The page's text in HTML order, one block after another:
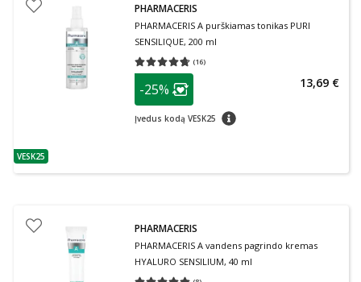
patarimas
VESK25
PHARMACERIS
PHARMACERIS A purškiamas tonikas PURI
SENSILIQUE, 200 ml
(16)
Vidutinis įvertinimas 4.69
patarimas
Lojalumo klubo narių nuolaida
-25%
Įvedus kodą VESK25 patarimas
13,69 €
PHARMACERIS
PHARMACERIS A vandens pagrindo kremas
HYALURO SENSILIUM, 40 ml